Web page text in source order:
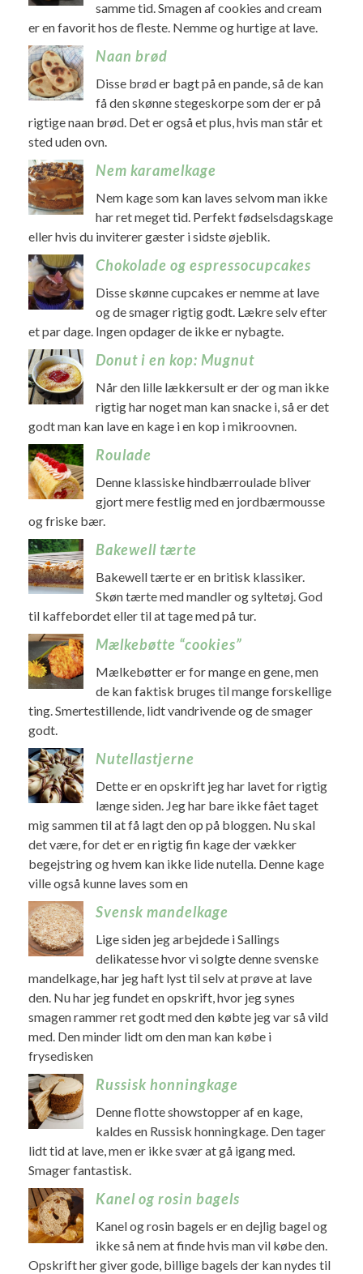
samme tid. Smagen af cookies and cream
er en favorit hos de fleste. Nemme og hurtige at lave.
Naan brød
Disse brød er bagt på en pande, så de kan
få den skønne stegeskorpe som der er på
rigtige naan brød. Det er også et plus, hvis man står et
sted uden ovn.
Nem karamelkage
Nem kage som kan laves selvom man ikke
har ret meget tid. Perfekt fødselsdagskage
eller hvis du inviterer gæster i sidste øjeblik.
Chokolade og espressocupcakes
Disse skønne cupcakes er nemme at lave
og de smager rigtig godt. Lækre selv efter
et par dage. Ingen opdager de ikke er nybagte.
Donut i en kop: Mugnut
Når den lille lækkersult er der og man ikke
rigtig har noget man kan snacke i, så er det
godt man kan lave en kage i en kop i mikroovnen.
Roulade
Denne klassiske hindbærroulade bliver
gjort mere festlig med en jordbærmousse
og friske bær.
Bakewell tærte
Bakewell tærte er en britisk klassiker.
Skøn tærte med mandler og syltetøj. God
til kaffebordet eller til at tage med på tur.
Mælkebøtte “cookies”
Mælkebøtter er for mange en gene, men
de kan faktisk bruges til mange forskellige
ting. Smertestillende, lidt vandrivende og de smager
godt.
Nutellastjerne
Dette er en opskrift jeg har lavet for rigtig
længe siden. Jeg har bare ikke fået taget
mig sammen til at få lagt den op på bloggen. Nu skal
det være, for det er en rigtig fin kage der vækker
begejstring og hvem kan ikke lide nutella. Denne kage
ville også kunne laves som en
Svensk mandelkage
Lige siden jeg arbejdede i Sallings
delikatesse hvor vi solgte denne svenske
mandelkage, har jeg haft lyst til selv at prøve at lave
den. Nu har jeg fundet en opskrift, hvor jeg synes
smagen rammer ret godt med den købte jeg var så vild
med. Den minder lidt om den man kan købe i
frysedisken
Russisk honningkage
Denne flotte showstopper af en kage,
kaldes en Russisk honningkage. Den tager
lidt tid at lave, men er ikke svær at gå igang med.
Smager fantastisk.
Kanel og rosin bagels
Kanel og rosin bagels er en dejlig bagel og
ikke så nem at finde hvis man vil købe den.
Opskrift her giver gode, billige bagels der kan nydes til